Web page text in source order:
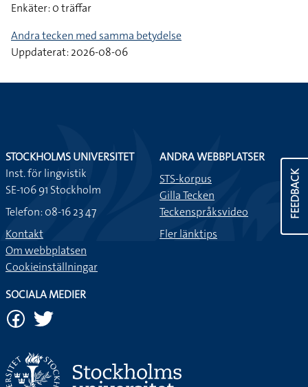
Enkäter: 0 träffar
Andra tecken med samma betydelse
Uppdaterat: 2026-08-06
FEEDBACK
STOCKHOLMS UNIVERSITET
Inst. för lingvistik
SE-106 91 Stockholm
Telefon: 08-16 23 47
Kontakt
Om webbplatsen
Cookieinställningar
ANDRA WEBBPLATSER
STS-korpus
Gilla Tecken
Teckenspråksvideo
Fler länktips
SOCIALA MEDIER